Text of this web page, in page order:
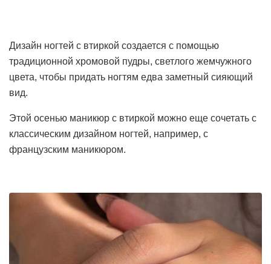
Дизайн ногтей с втиркой создается с помощью
традиционной хромовой пудры, светлого жемчужного
цвета, чтобы придать ногтям едва заметный сияющий
вид.
Этой осенью маникюр с втиркой можно еще сочетать с
классическим дизайном ногтей, например, с
французским маникюром.